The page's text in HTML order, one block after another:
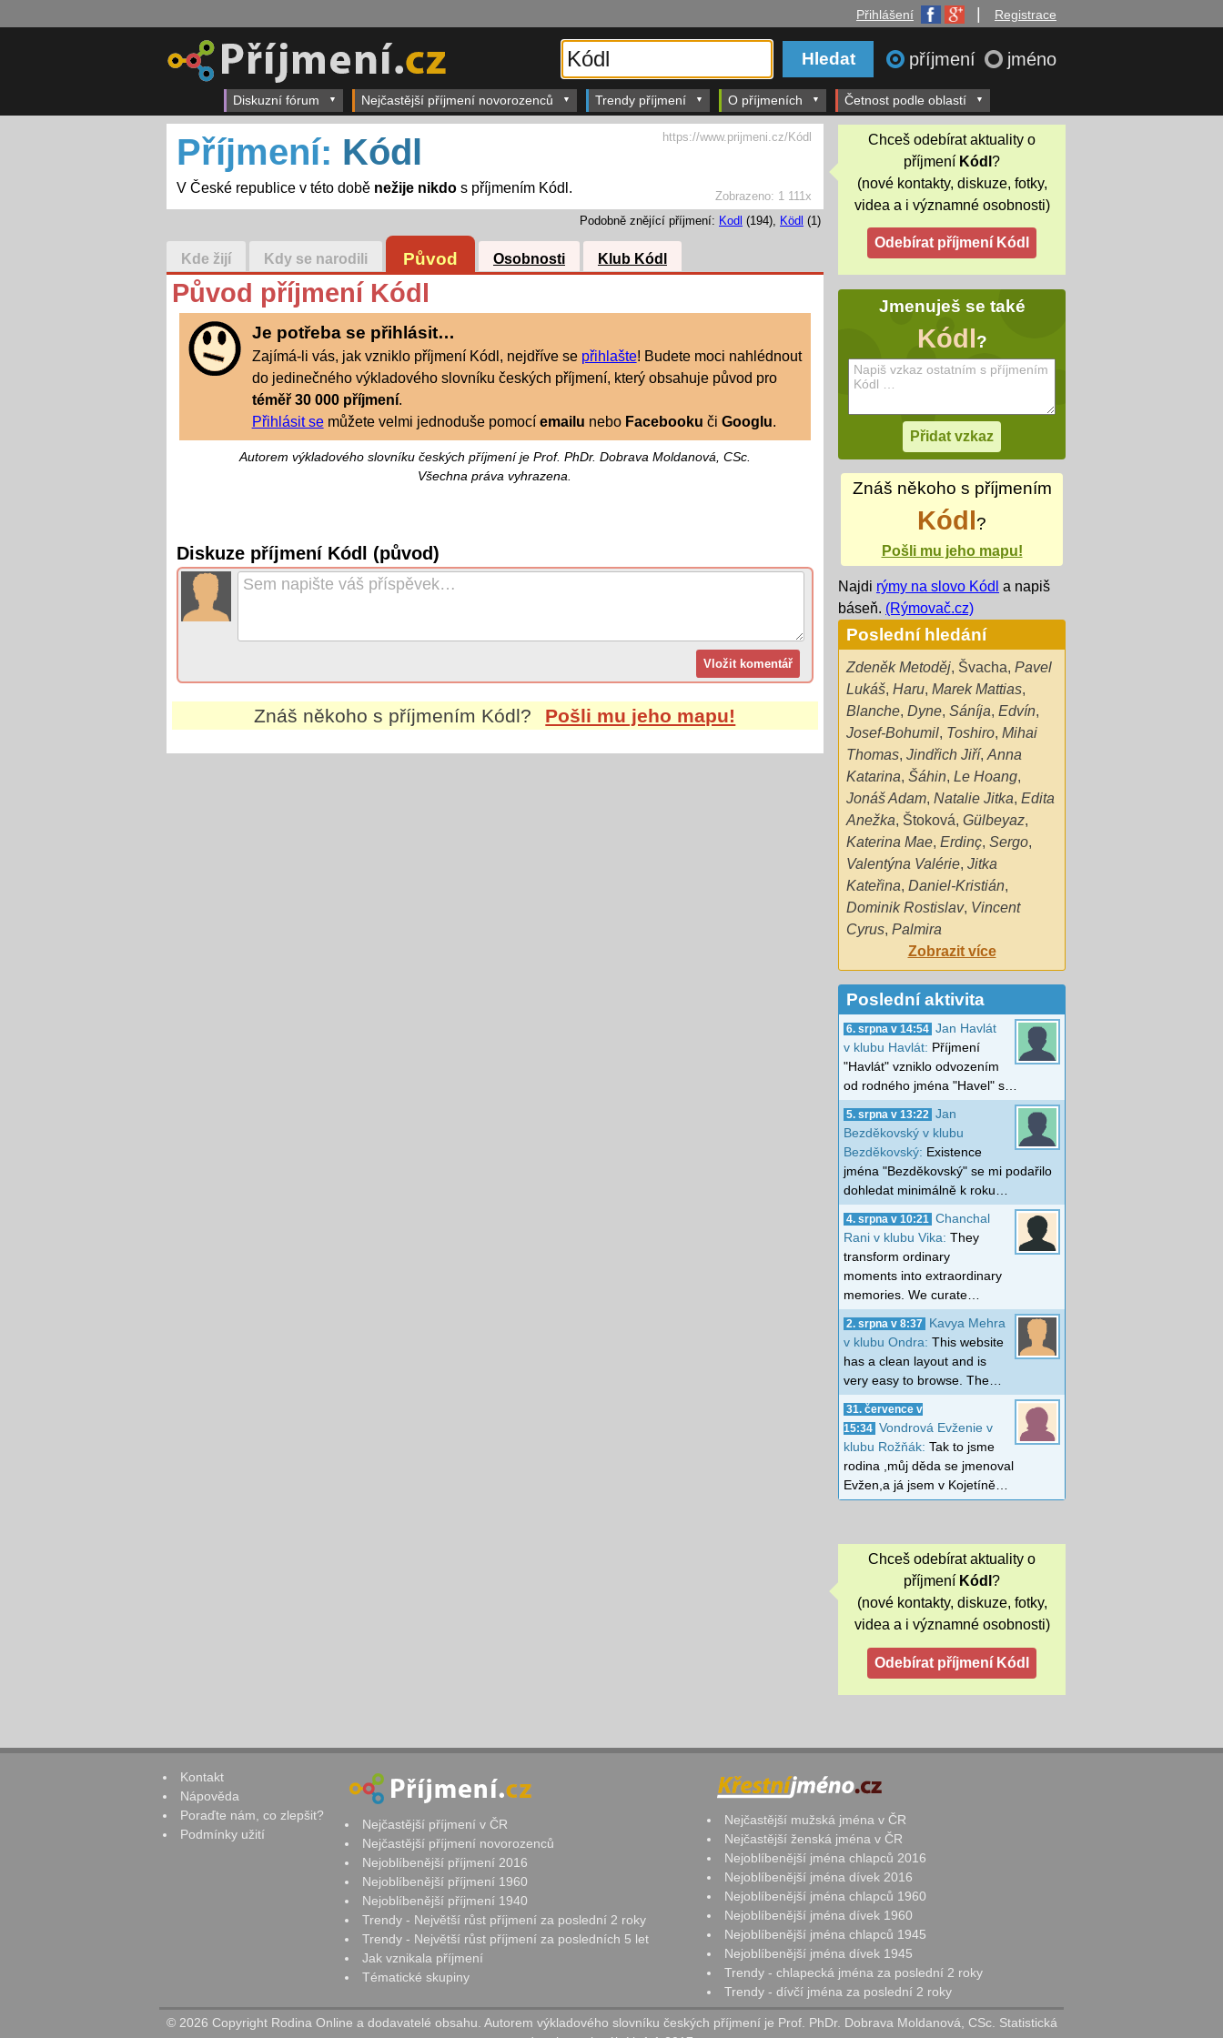
Přihlášení Registrace
příjmení jméno
Diskuzní fórum Nejčastější příjmení novorozenců Trendy příjmení O příjmeních Četnost podle oblastí
Zobrazeno: 1 111x
Příjmení: Kódl
V České republice v této době nežije nikdos příjmením Kódl.
https://www.prijmeni.cz/Kódl
Podobně znějící příjmení: Kodl (194), Ködl (1)
Kde žijí Kdy se narodili Původ Osobnosti Klub Kódl
Původ příjmení Kódl
Je potřeba se přihlásit…
Zajímá-li vás, jak vzniklo příjmení Kódl, nejdříve se přihlašte! Budete moci nahlédnout
do jedinečného výkladového slovníku českých příjmení, který obsahuje původ pro
téměř 30 000 příjmení.
Přihlásit semůžete velmi jednoduše pomocí emailu nebo Facebooku či Googlu.
Autorem výkladového slovníku českých příjmení je Prof. PhDr. Dobrava Moldanová, CSc.
Všechna práva vyhrazena.
Diskuze příjmení Kódl (původ)
Znáš někoho s příjmením Kódl? Pošli mu jeho mapu!
Chceš odebírat aktuality o
příjmení Kódl ?
(nové kontakty, diskuze, fotky,
videa a i významné osobnosti)
Jmenuješ se také
Kódl?
Znáš někoho s příjmením
Kódl ?
Pošli mu jeho mapu!
Najdi rýmy na slovo Kódl a napiš
báseň. (Rýmovač.cz)
Poslední hledání
Zdeněk Metoděj, Švacha, Pavel
Lukáš, Haru, Marek Mattias,
Blanche, Dyne, Sáníja, Edvín,
Josef-Bohumil, Toshiro, Mihai
Thomas, Jindřich Jiří, Anna
Katarina, Šáhin, Le Hoang,
Jonáš Adam, Natalie Jitka, Edita
Anežka, Štoková, Gülbeyaz,
Katerina Mae, Erdinç, Sergo,
Valentýna Valérie, Jitka
Kateřina, Daniel-Kristián,
Dominik Rostislav, Vincent
Cyrus, Palmira
Zobrazit více
Poslední aktivita
6. srpna v 14:54 Jan Havlát
v klubu Havlát: Příjmení
"Havlát" vzniklo odvozením
od rodného jména "Havel" s…
5. srpna v 13:22
Jan
Bezděkovský v klubu
Bezděkovský: Existence
jména "Bezděkovský" se mi podařilo
dohledat minimálně k roku…
4. srpna v 10:21
Chanchal
Rani v klubu Vika: They
transform ordinary
moments into extraordinary
memories. We curate…
2. srpna v 8:37
Kavya Mehra
v klubu Ondra: This website
has a clean layout and is
very easy to browse. The…
31. července v
15:34 Vondrová Evženie v
klubu Rožňák: Tak to jsme
rodina ,můj děda se jmenoval
Evžen,a já jsem v Kojetíně…
Chceš odebírat aktuality o
příjmení Kódl ?
(nové kontakty, diskuze, fotky,
videa a i významné osobnosti)
Kontakt
Nápověda
Poraďte nám, co zlepšit?
Podmínky užití
Nejčastější příjmení v ČR
Nejčastější příjmení novorozenců
Nejoblíbenější příjmení 2016
Nejoblíbenější příjmení 1960
Nejoblíbenější příjmení 1940
Trendy - Největší růst příjmení za poslední 2 roky
Trendy - Největší růst příjmení za posledních 5 let
Jak vznikala příjmení
Tématické skupiny
Nejčastější mužská jména v ČR
Nejčastější ženská jména v ČR
Nejoblíbenější jména chlapců 2016
Nejoblíbenější jména dívek 2016
Nejoblíbenější jména chlapců 1960
Nejoblíbenější jména dívek 1960
Nejoblíbenější jména chlapců 1945
Nejoblíbenější jména dívek 1945
Trendy - chlapecká jména za poslední 2 roky
Trendy - dívčí jména za poslední 2 roky
© 2026 Copyright Rodina Online a dodavatelé obsahu. Autorem výkladového slovníku českých příjmení je Prof. PhDr. Dobrava Moldanová, CSc. Statistická